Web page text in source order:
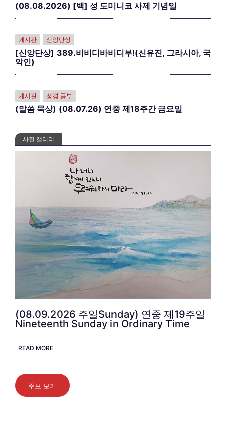
(08.08.2026) [백] 성 도미니코 사제 기념일
게시판 신앙단상
[신앙단상] 389.비비디바비디부!(신유진, 그라시아, 국
악인)
게시판 성경 공부
(말씀 묵상) (08.07.26) 연중 제18주간 금요일
사진 갤러리
(08.09.2026 주일Sunday) 연중 제19주일
Nineteenth Sunday in Ordinary Time
READ MORE
주보 보기